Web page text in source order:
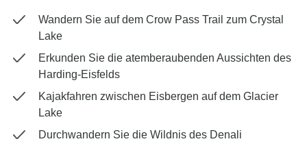
Wandern Sie auf dem Crow Pass Trail zum Crystal
Lake
Erkunden Sie die atemberaubenden Aussichten des
Harding-Eisfelds
Kajakfahren zwischen Eisbergen auf dem Glacier
Lake
Durchwandern Sie die Wildnis des Denali